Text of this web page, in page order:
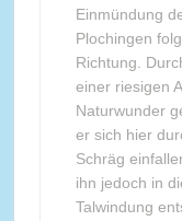
Einmündung
Plochingen
Richtung.
einer riesigen
Naturwunder
er sich hier
Schräg
ihn jedoch in
Talwindung